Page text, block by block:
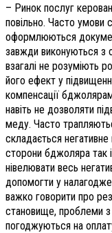
– Ринок послуг
повільно. Часто умови
оформлюються
завжди виконуються з
взагалі не розуміють
його ефект у
компенсації
навіть не дозволяти
меду. Часто
складається негативне
сторони бджоляра так
нівелювати весь
допомогти у
важко говорити про
становище, проблеми
погоджуються на